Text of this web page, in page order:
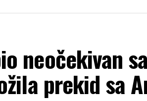
neočekivan
prekid sa